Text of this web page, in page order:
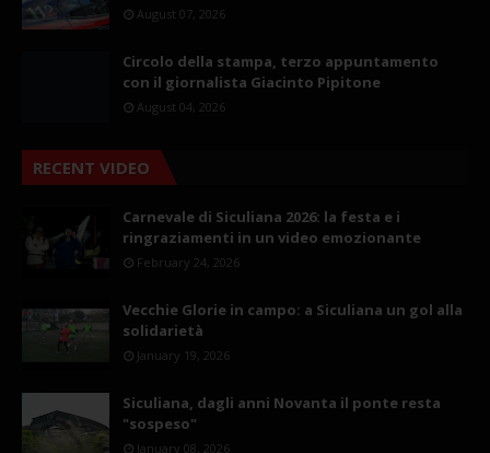
August 07, 2026
Circolo della stampa, terzo appuntamento
con il giornalista Giacinto Pipitone
August 04, 2026
RECENT VIDEO
Carnevale di Siculiana 2026: la festa e i
ringraziamenti in un video emozionante
February 24, 2026
Vecchie Glorie in campo: a Siculiana un gol alla
solidarietà
January 19, 2026
Siculiana, dagli anni Novanta il ponte resta
"sospeso"
January 08, 2026